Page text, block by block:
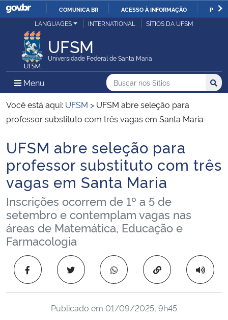
IR
COMUNICA BR ACESSO À INFORMAÇÃO
Ministério da Justiça e Segurança Pública
Ministério da Defesa
Ministério das Relações Exteriores
Ministério da Infraestrutura
Ministério da Agricultura, Pecuária e Abastecimento
Ministério da Educação
Ministério da Cidadania
Ministério da Saúde
Ministério de Minas e Energia
LANGUAGES INTERNATIONAL SÍTIOS DA UFSM
UFSM
Universidade Federal de Santa Maria
Menu Menu Principal do Sítio
Busca
Buscar no nos Sítios
Busca:
Você está aqui: UFSM > UFSM abre seleção para
professor substituto com três vagas em Santa Maria
Início do conteúdo
UFSM abre seleção para
professor substituto com três
vagas em Santa Maria
Inscrições ocorrem de 1º a 5 de
setembro e contemplam vagas nas
áreas de Matemática, Educação e
Farmacologia
Copiar para área
Publicado em 01/09/2025, 9h45